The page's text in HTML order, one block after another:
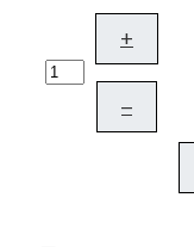
+
–